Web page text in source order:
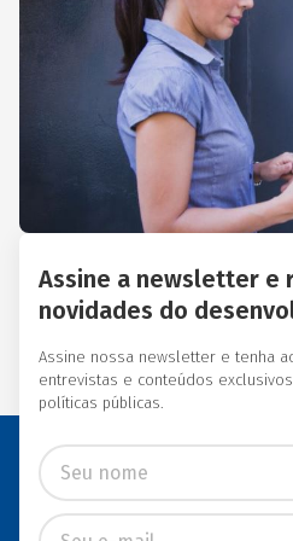
e
Assine a newsletter e
novidades do
Assine nossa newsletter e tenha
entrevistas e conteúdos
políticas públicas.